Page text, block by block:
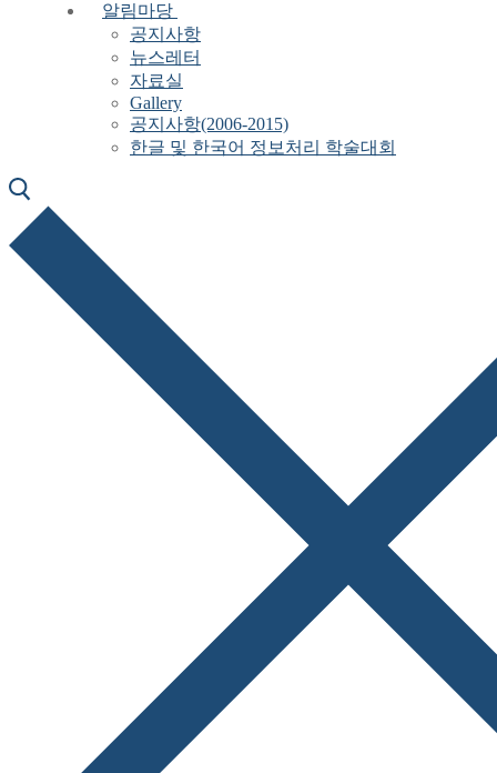
알림마당
공지사항
뉴스레터
자료실
Gallery
공지사항(2006-2015)
한글 및 한국어 정보처리 학술대회